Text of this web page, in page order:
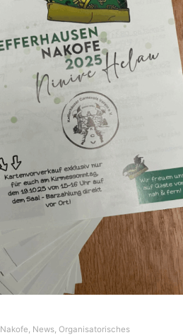
Nakofe News Organisatorisches